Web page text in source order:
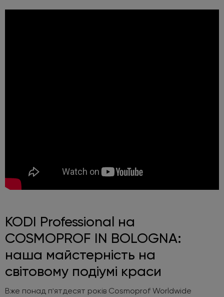
KODI Professional на
COSMOPROF IN BOLOGNA:
наша майстерність на
світовому подіумі краси
Вже понад п'ятдесят років Cosmoprof Worldwide